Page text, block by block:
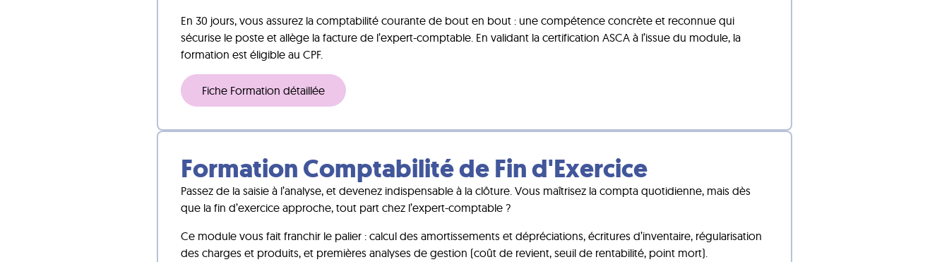
En 30 jours, vous assurez la comptabilité courante de bout en bout : une compétence concrète et reconnue qui
sécurise le poste et allège la facture de l’expert-comptable. En validant la certification ASCA à l’issue du module, la
formation est éligible au CPF.
Fiche Formation détaillée
Formation Comptabilité de Fin d'Exercice
Passez de la saisie à l’analyse, et devenez indispensable à la clôture. Vous maîtrisez la compta quotidienne, mais dès
que la fin d’exercice approche, tout part chez l’expert-comptable ?
Ce module vous fait franchir le palier : calcul des amortissements et dépréciations, écritures d’inventaire, régularisation
des charges et produits, et premières analyses de gestion (coût de revient, seuil de rentabilité, point mort).